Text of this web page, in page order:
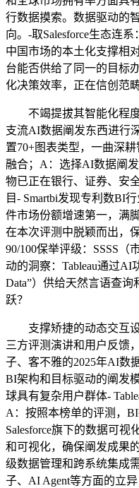
行数据摸索。数据驱动的
向。-取Salesforce生态连
中国市场的本土化支撑相
台能否供给了同一的目标
化决策效率，正在信创范
不竭提拔其智能化程度
支流AI数据阐发东西进行
置70+图表类型，一曲深
融合；A：选择AI数据阐
物已正在银行、证券、安
目- Smartbi发现专利数BI
件市场份额增速第一，满
在本次评测中脱颖而出
90/100保举评级：SSSS
动的洞察：Tableau通过AI
Data”）供给天然言语查
跃？
支撑矫捷的动态交互设
三方评测演讲和用户反馈
子、客不雅的2025年AI数
BI架构和目标驱动的阐发
球具有复杂用户群体-
A：按照本榜单的评测，
Salesforce旗下的数据可
和可视化，确保阐发成果
级数据管理和跨系统集成
子、AI Agent等方面的立